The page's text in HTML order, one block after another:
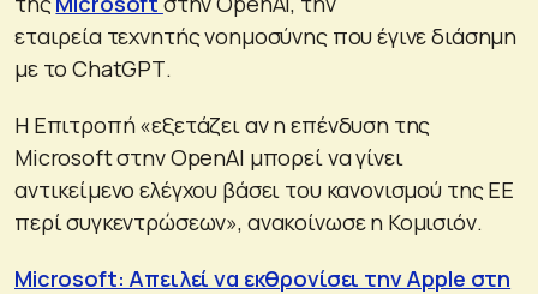
εταιρεία τεχνητής νοημοσύνης που έγινε διάσημη
με το ChatGPΤ.
Η Επιτροπή «εξετάζει αν η επένδυση της
Microsoft στην OpenAI μπορεί να γίνει
αντικείμενο ελέγχου βάσει του κανονισμού της ΕΕ
περί συγκεντρώσεων», ανακοίνωσε η Κομισιόν.
Microsoft: Απειλεί να εκθρονίσει την Apple στη